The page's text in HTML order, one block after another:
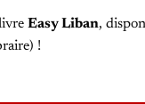
Easy Liban,
!